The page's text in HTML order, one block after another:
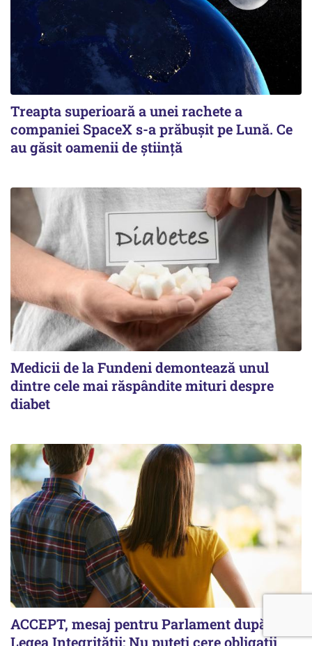
Treapta superioară a unei rachete a
companiei SpaceX s-a prăbușit pe Lună. Ce
au găsit oamenii de știință
Medicii de la Fundeni demontează unul
dintre cele mai răspândite mituri despre
diabet
ACCEPT, mesaj pentru Parlament după
Legea Integrității: Nu puteți cere obligații